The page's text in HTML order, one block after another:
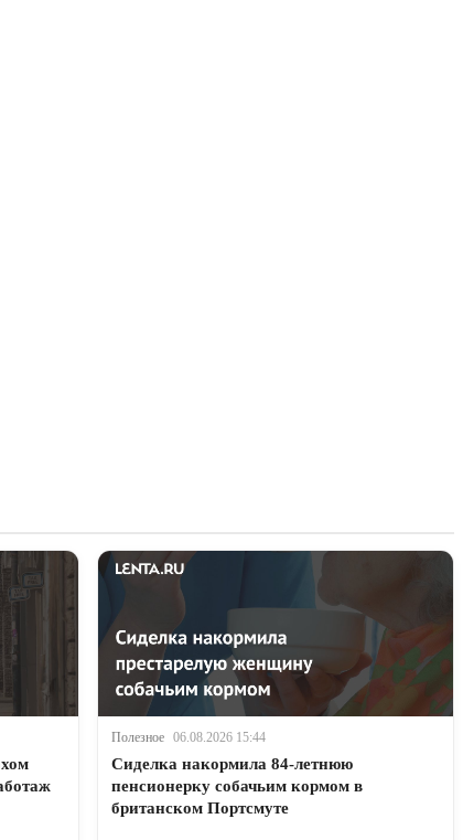
Полезное 06.08.2026 15:44
Сиделка накормила 84-летнюю
пенсионерку собачьим кормом в
британском Портсмуте